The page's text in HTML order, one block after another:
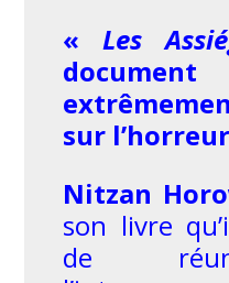
«Les
sur
Nitzan
son livre
de